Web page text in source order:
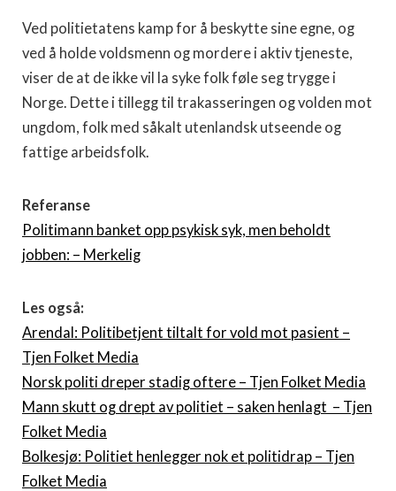
Ved politietatens kamp for å beskytte sine egne, og
ved å holde voldsmenn og mordere i aktiv tjeneste,
viser de at de ikke vil la syke folk føle seg trygge i
Norge. Dette i tillegg til trakasseringen og volden mot
ungdom, folk med såkalt utenlandsk utseende og
fattige arbeidsfolk.
Referanse
Politimann banket opp psykisk syk, men beholdt
jobben: – Merkelig
Les også:
Arendal: Politibetjent tiltalt for vold mot pasient –
Tjen Folket Media
Norsk politi dreper stadig oftere – Tjen Folket Media
Mann skutt og drept av politiet – saken henlagt – Tjen
Folket Media
Bolkesjø: Politiet henlegger nok et politidrap – Tjen
Folket Media